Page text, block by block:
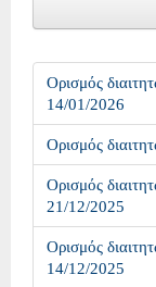
Ορισμός
14/01/2026
Ορισμός
Ορισμός
21/12/2025
Ορισμός
14/12/2025